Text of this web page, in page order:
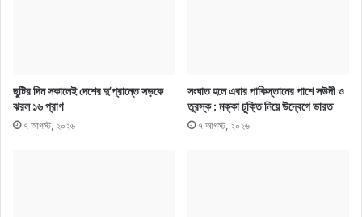
ছুটির দিন সকালেই দেশের দু’প্রান্তে সড়কে
ঝরল ১৬ প্রাণ
৭ আগস্ট, ২০২৬
সংঘাত হলে এবার পাকিস্তানের পাশে সউদী ও
তুরস্ক : মক্কা চুক্তি নিয়ে উদ্বেগে ভারত
৭ আগস্ট, ২০২৬